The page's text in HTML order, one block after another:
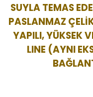
SUYLA TEMAS
PASLANMAZ
YAPILI, YÜKSEK
LINE (AYNI